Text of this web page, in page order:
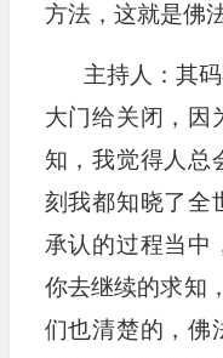
方法，这就是佛
主持人：其
大门给关闭，因
知，我觉得人总
刻我都知晓了全
承认的过程当中
你去继续的求知
们也清楚的，佛